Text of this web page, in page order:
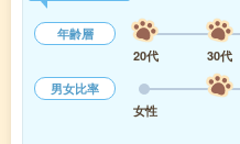
年齢層
20代
30代
男女比率
女性